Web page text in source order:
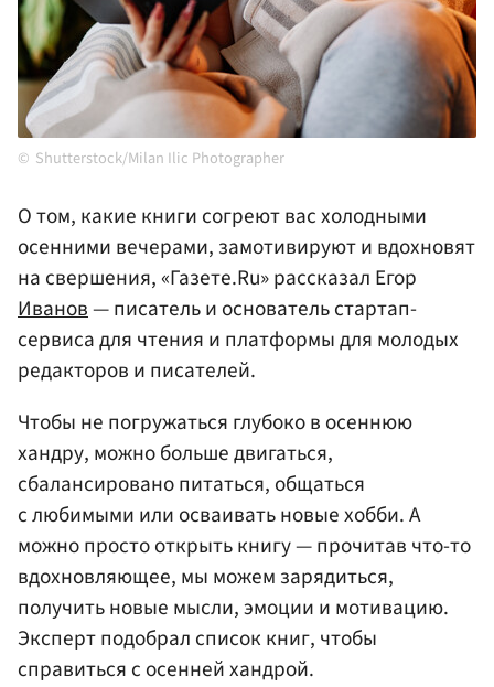
Shutterstock/Milan Ilic Photographer
О том, какие книги согреют вас холодными
осенними вечерами, замотивируют и вдохновят
на свершения, «Газете.Ru» рассказал Егор
Иванов— писатель и основатель стартап-
сервиса для чтения и платформы для молодых
редакторов и писателей.
Чтобы не погружаться глубоко в осеннюю
хандру, можно больше двигаться,
сбалансировано питаться, общаться
с любимыми или осваивать новые хобби. А
можно просто открыть книгу — прочитав что-то
вдохновляющее, мы можем зарядиться,
получить новые мысли, эмоции и мотивацию.
Эксперт подобрал список книг, чтобы
справиться с осенней хандрой.